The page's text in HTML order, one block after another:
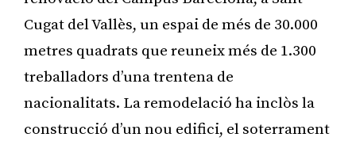
Cugat del Vallès, un espai de més de 30.000
metres quadrats que reuneix més de 1.300
treballadors d’una trentena de
nacionalitats. La remodelació ha inclòs la
construcció d’un nou edifici, el soterrament